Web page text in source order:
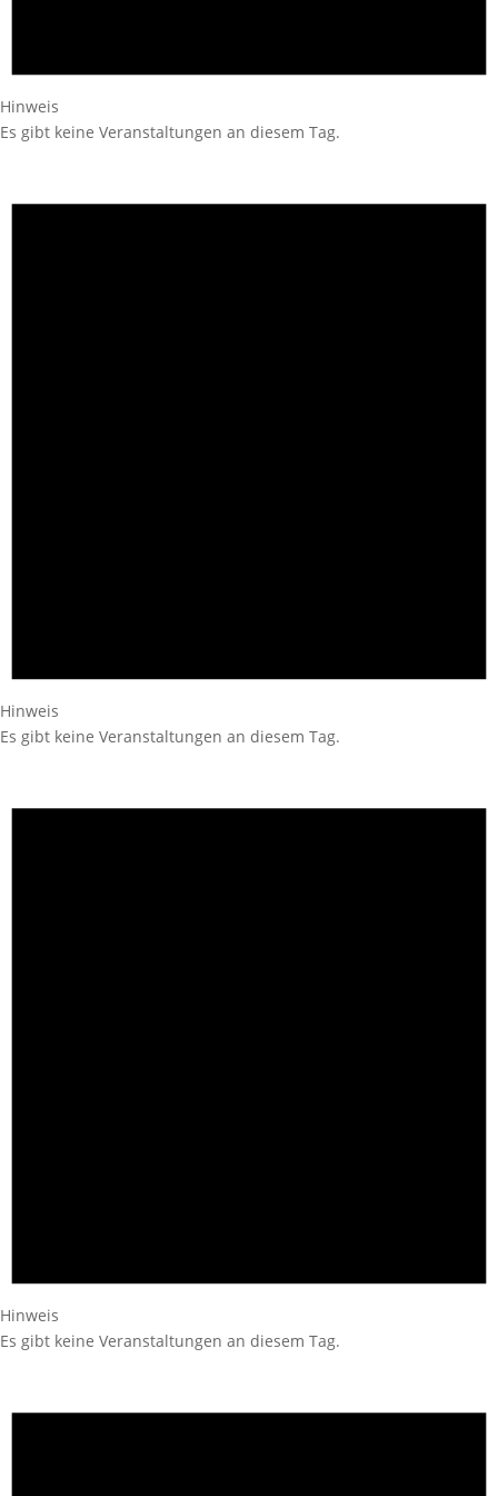
Hinweis
Es gibt keine Veranstaltungen an diesem Tag.
Hinweis
Es gibt keine Veranstaltungen an diesem Tag.
Hinweis
Es gibt keine Veranstaltungen an diesem Tag.